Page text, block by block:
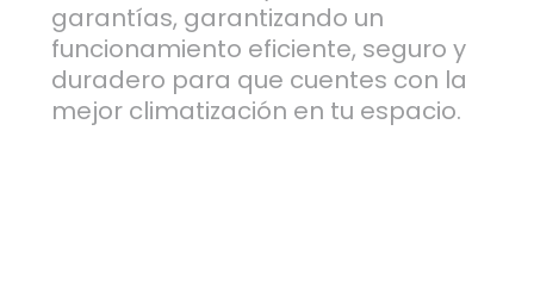
garantías, garantizando un
funcionamiento eficiente, seguro y
duradero para que cuentes con la
mejor climatización en tu espacio.